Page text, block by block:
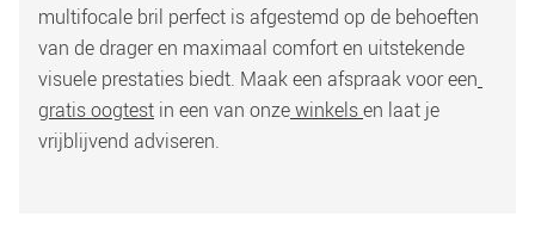
multifocale bril perfect is afgestemd op de behoeften
van de drager en maximaal comfort en uitstekende
visuele prestaties biedt. Maak een afspraak voor een
gratis oogtest in een van onze winkels en laat je
vrijblijvend adviseren.